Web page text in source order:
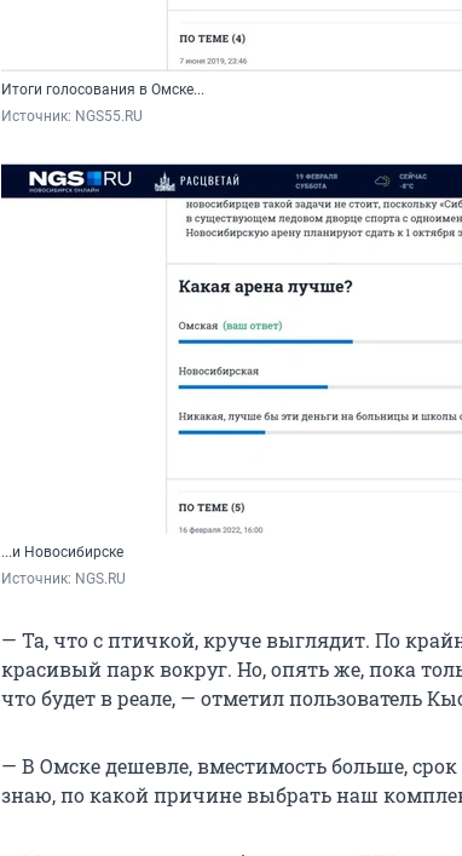
Итоги голосования в Омске...
Источник: NGS55.RU
...и Новосибирске
Источник: NGS.RU
— Та, что с птичкой, круче выглядит. По
красивый парк вокруг. Но, опять же, пока
что будет в реале, — отметил пользователь
— В Омске дешевле, вместимость больше,
знаю, по какой причине выбрать наш